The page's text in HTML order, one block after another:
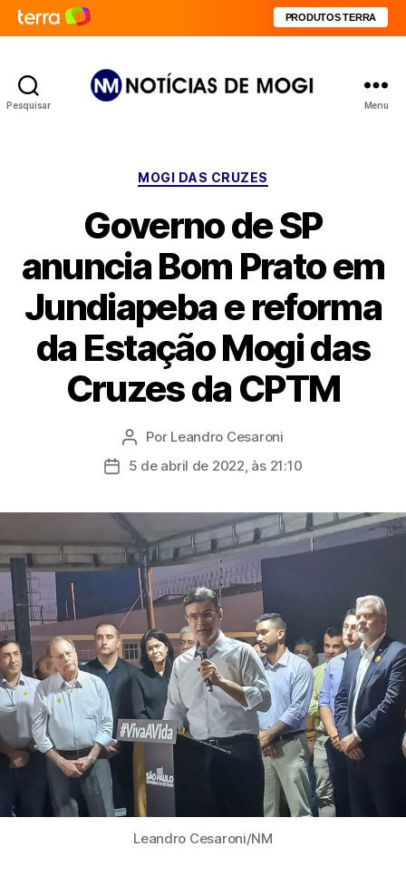
PRODUTOS TERRA
Pesquisar Menu
Categorias
MOGI DAS CRUZES
Governo de SP
anuncia Bom Prato em
Jundiapeba e reforma
da Estação Mogi das
Cruzes da CPTM
Autor
do
Por Leandro Cesaroni
Data5 de abril de 2022, às 21:10
Leandro Cesaroni/NM